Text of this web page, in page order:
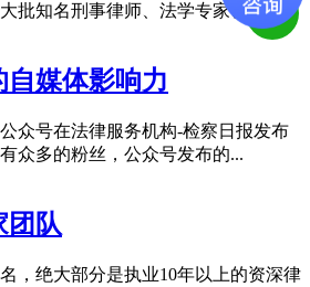
批知名刑事律师、法学专家、...
媒体影响力
众号在法律服务机构-检察日报发布
众多的粉丝，公众号发布的...
团队
，绝大部分是执业10年以上的资深律